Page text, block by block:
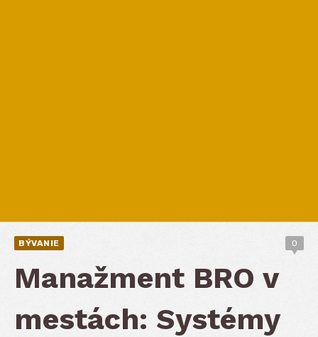
BÝVANIE 0
Manažment BRO v
mestách: Systémy